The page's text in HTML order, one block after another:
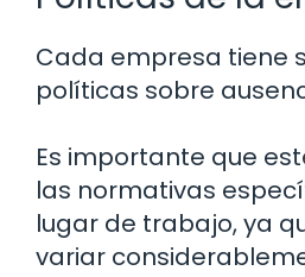
Cada empresa tiene
políticas sobre
Es importante que
las normativas
lugar de trabajo, ya
variar